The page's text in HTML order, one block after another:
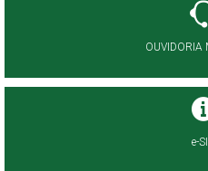
OUVIDORIA
e-